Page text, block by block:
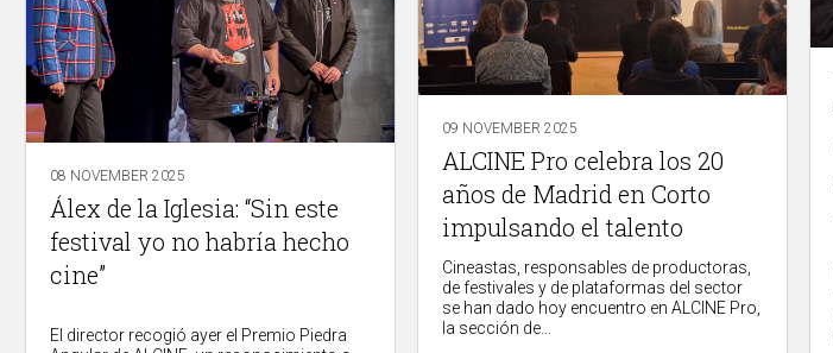
09 NOVEMBER 2025
ALCINE Pro celebra los 20
años de Madrid en Corto
impulsando el talento
Cineastas, responsables de productoras,
de festivales y de plataformas del sector
se han dado hoy encuentro en ALCINE Pro,
la sección de...
08 NOVEMBER 2025
Álex de la Iglesia: “Sin este
festival yo no habría hecho
cine”
El director recogió ayer el Premio Piedra